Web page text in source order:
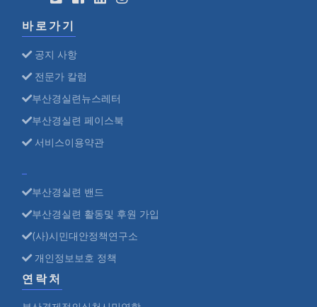
바로가기
공지 사항
전문가 칼럼
부산경실련뉴스레터
부산경실련 페이스북
서비스이용약관
부산경실련 밴드
부산경실련 활동및 후원 가입
(사)시민대안정책연구소
개인정보보호 정책
연락처